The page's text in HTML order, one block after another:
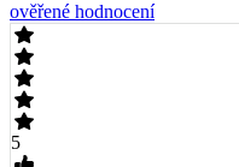
ověřené hodnocení
5